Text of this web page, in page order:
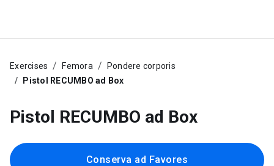
Exercises Femora
Pondere corporis
Pistol RECUMBO ad Box
Pistol RECUMBO ad Box
Conserva ad Favores